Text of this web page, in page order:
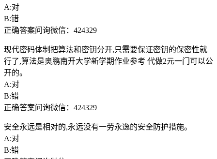
A:对
B:错
正确答案问询微信：424329
现代密码体制把算法和密钥分开,只需要保证密钥的保密性就
行了,算法是奥鹏南开大学新学期作业参考 代做2元一门可以公
开的。
A:对
B:错
正确答案问询微信：424329
安全永远是相对的,永远没有一劳永逸的安全防护措施。
A:对
B:错